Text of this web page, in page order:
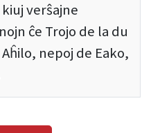
verŝajne
ĉe Trojo de la du
nepoj de Eako,